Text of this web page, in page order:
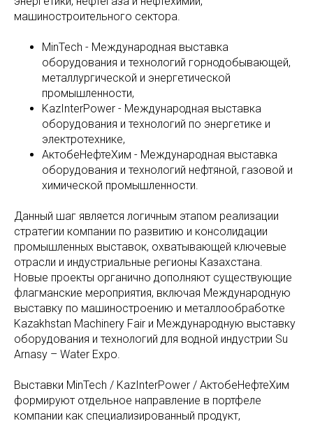
машиностроительного сектора.
MinTech - Международная выставка
оборудования и технологий горнодобывающей,
металлургической и энергетической
промышленности,
KazInterPower - Международная выставка
оборудования и технологий по энергетике и
электротехнике,
АктобеНефтеХим - Международная выставка
оборудования и технологий нефтяной, газовой и
химической промышленности.
Данный шаг является логичным этапом реализации
стратегии компании по развитию и консолидации
промышленных выставок, охватывающей ключевые
отрасли и индустриальные регионы Казахстана.
Новые проекты органично дополняют существующие
флагманские мероприятия, включая Международную
выставку по машиностроению и металлообработке
Kazakhstan Machinery Fair и Международную выставку
оборудования и технологий для водной индустрии Su
Arnasy – Water Expo.
Выставки MinTech / KazInterPower / АктобеНефтеХим
формируют отдельное направление в портфеле
компании как специализированный продукт,